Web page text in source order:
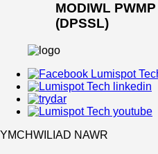
MODIWL
(DPSSL)
YMCHWILIAD NAWR